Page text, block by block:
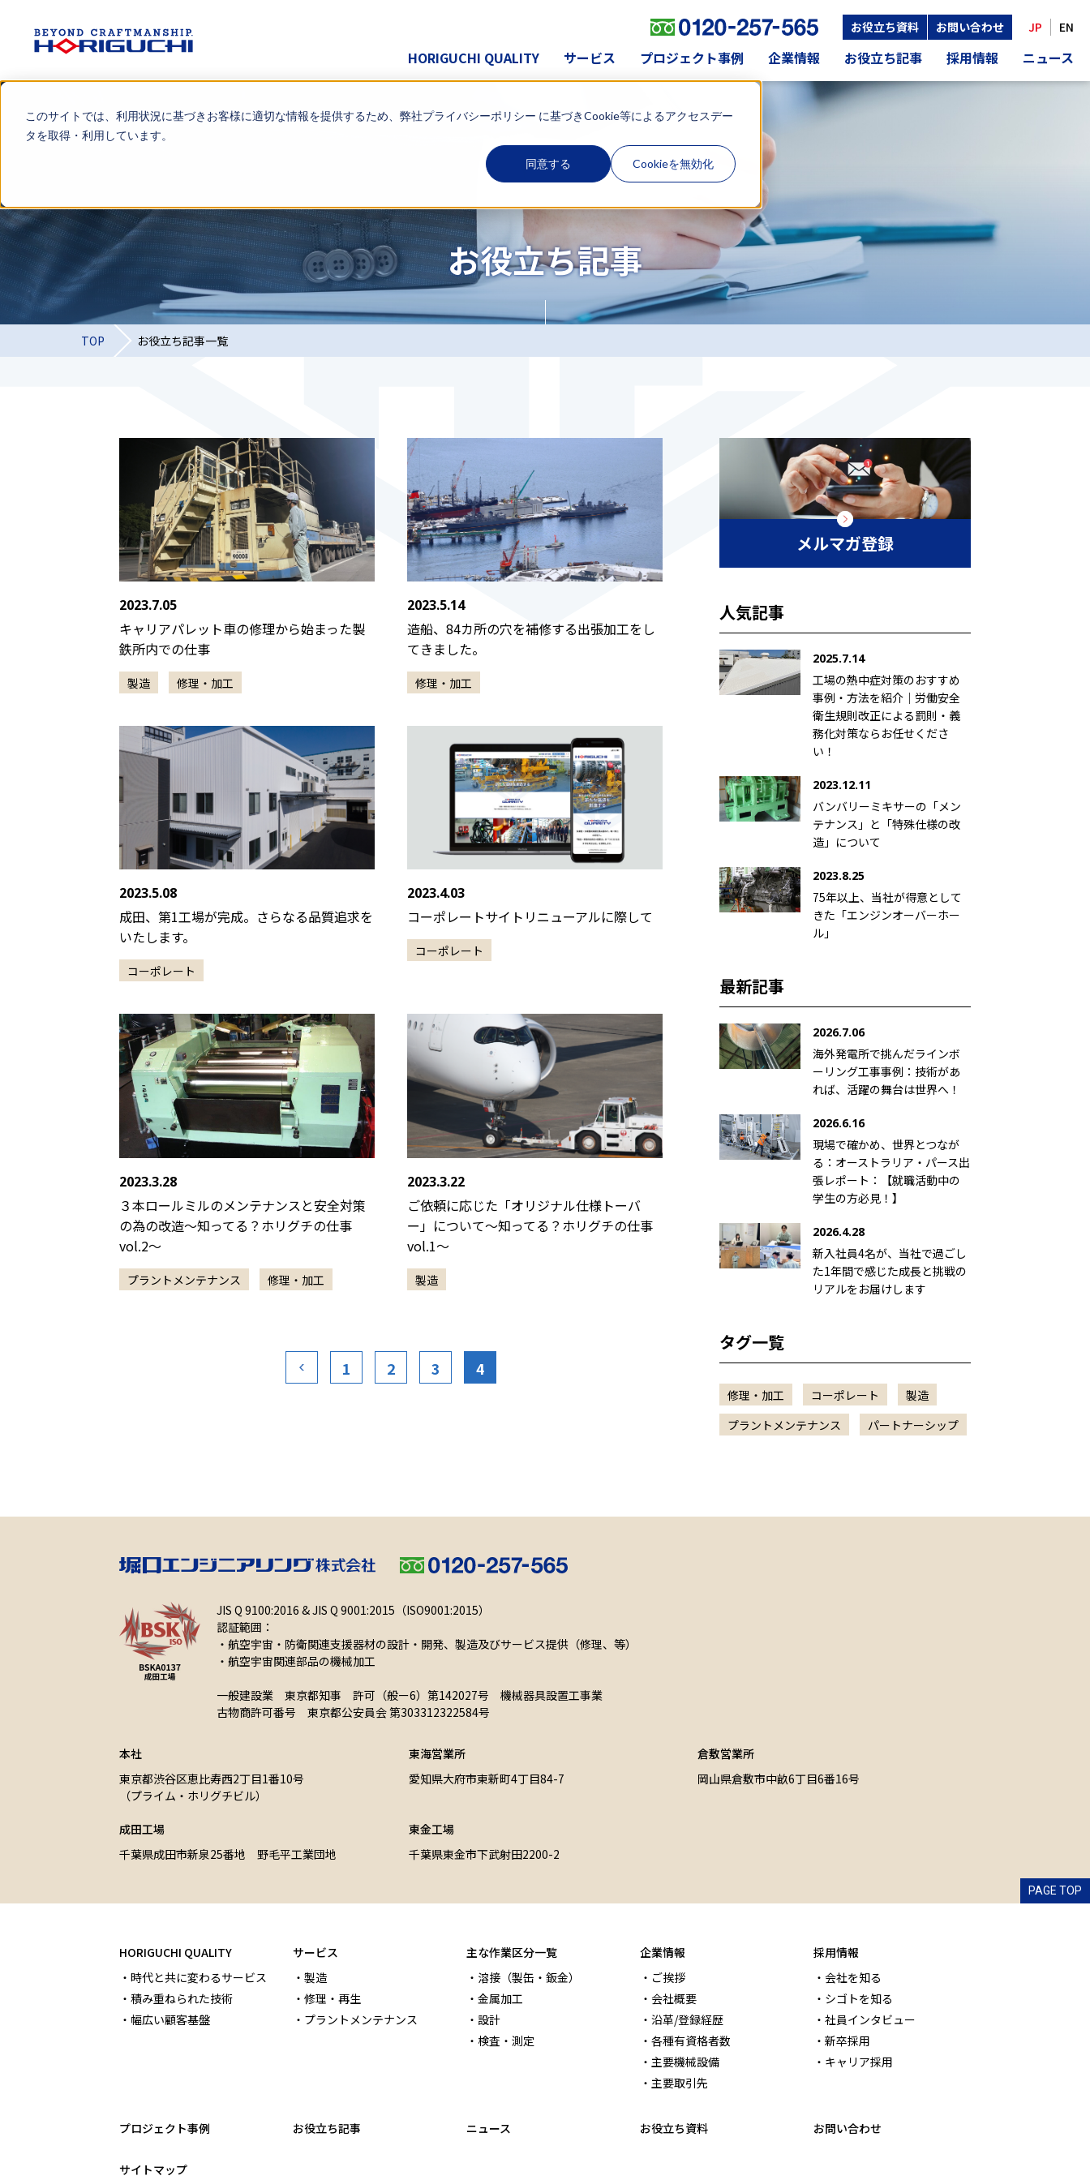
このサイトでは、利用状況に基づきお客様に適切な情報を提供するため、弊社プライバシーポリシー に基づきCookie等によるアクセスデー
タを取得・利用しています。
同意する Cookieを無効化
HORIGUCHI QUALITY サービス プロジェクト事例 企業情報 お役立ち記事 採用情報 ニュース
お役立ち資料 お問い合わせ JP EN
お役立ち記事
TOP お役立ち記事一覧
2023.7.05
キャリアパレット車の修理から始まった製
鉄所内での仕事
製造 修理・加工
2023.5.14
造船、84カ所の穴を補修する出張加工をし
てきました。
修理・加工
2023.5.08
成田、第1工場が完成。さらなる品質追求を
いたします。
コーポレート
2023.4.03
コーポレートサイトリニューアルに際して
コーポレート
2023.3.28
３本ロールミルのメンテナンスと安全対策
の為の改造〜知ってる？ホリグチの仕事
vol.2〜
プラントメンテナンス 修理・加工
2023.3.22
ご依頼に応じた「オリジナル仕様トーバ
ー」について〜知ってる？ホリグチの仕事
vol.1〜
製造
1 2 3 4
メルマガ登録
人気記事
2025.7.14
工場の熱中症対策のおすすめ
事例・方法を紹介｜労働安全
衛生規則改正による罰則・義
務化対策ならお任せくださ
い！
2023.12.11
バンバリーミキサーの「メン
テナンス」と「特殊仕様の改
造」について
2023.8.25
75年以上、当社が得意として
きた「エンジンオーバーホー
ル」
最新記事
2026.7.06
海外発電所で挑んだラインボ
ーリング工事事例：技術があ
れば、活躍の舞台は世界へ！
2026.6.16
現場で確かめ、世界とつなが
る：オーストラリア・パース出
張レポート：【就職活動中の
学生の方必見！】
2026.4.28
新入社員4名が、当社で過ごし
た1年間で感じた成長と挑戦の
リアルをお届けします
タグ一覧
修理・加工 コーポレート
製造
プラントメンテナンス
パートナーシップ
JIS Q 9100:2016 & JIS Q 9001:2015（ISO9001:2015）
認証範囲：
・航空宇宙・防衛関連支援器材の設計・開発、製造及びサービス提供（修理、等）
・航空宇宙関連部品の機械加工
一般建設業 東京都知事 許可（般ー6）第142027号 機械器具設置工事業
古物商許可番号 東京都公安員会 第303312322584号
本社
東京都渋谷区恵比寿西2丁目1番10号
（プライム・ホリグチビル）
東海営業所
愛知県大府市東新町4丁目84-7
倉敷営業所
岡山県倉敷市中畝6丁目6番16号
成田工場
千葉県成田市新泉25番地 野毛平工業団地
東金工場
千葉県東金市下武射田2200-2
PAGE TOP
HORIGUCHI QUALITY
時代と共に変わるサービス
積み重ねられた技術
幅広い顧客基盤
サービス
製造
修理・再生
プラントメンテナンス
主な作業区分一覧
溶接（製缶・鈑金）
金属加工
設計
検査・測定
企業情報
ご挨拶
会社概要
沿革/登録経歴
各種有資格者数
主要機械設備
主要取引先
採用情報
会社を知る
シゴトを知る
社員インタビュー
新卒採用
キャリア採用
プロジェクト事例 お役立ち記事 ニュース お役立ち資料 お問い合わせ
サイトマップ